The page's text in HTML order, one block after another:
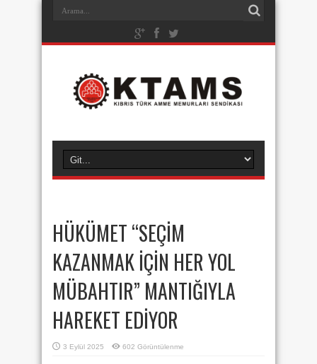
HÜKÜMET “SEÇİM
KAZANMAK İÇİN HER YOL
MÜBAHTIR” MANTIĞIYLA
HAREKET EDİYOR
3 Eylül 2025 602 Görüntülenme